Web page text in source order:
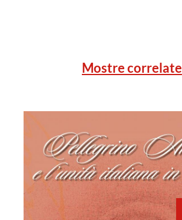
Mostre correlate